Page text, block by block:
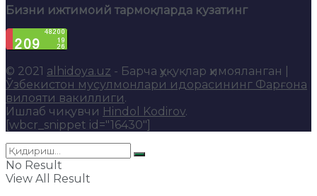
Бизни ижтимоий тармоқларда кузатинг
© 2021 alhidoya.uz - Барча ҳуқуқлар ҳимояланган |
Ўзбекистон мусулмонлари идорасининг Фарғона
вилояти вакиллиги.
Ишлаб чиқувчи Hindol Kodirov.
[wbcr_snippet id="16430"]
No Result
View All Result